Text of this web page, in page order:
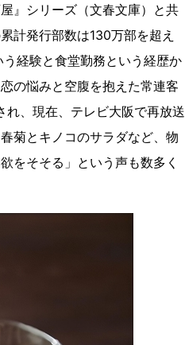
』シリーズ（文春文庫）と共
計発行部数は130万部を超え
経験と食堂勤務という経歴か
の悩みと空腹を抱えた常連客
、現在、テレビ大阪で再放送
菊とキノコのサラダなど、物
をそそる」という声も数多く